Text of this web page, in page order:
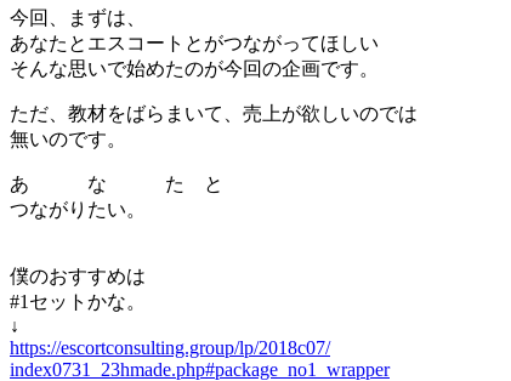
今回、まずは、
あなたとエスコートとがつながってほしい
そんな思いで始めたのが今回の企画です。
ただ、教材をばらまいて、売上が欲しいのでは
無いのです。
あ な た と
つながりたい。
僕のおすすめは
#1セット かな。
↓
https://escortconsulting.group/lp/2018c07/
index0731_23hmade.php#package_no1_wrapper